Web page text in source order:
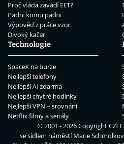
Proč vláda zavádí EET?
Padni komu padni
Výpověď z práce vzor
Divoký kačer
Technologie
SpaceX na burze
Nejlepší telefony
Nejlepší AI zdarma
Nejlepší chytré hodinky
Nejlepší VPN – srovnání
Netflix filmy a seriály
© 2001 - 2026 Copyright
se sídlem náměstí Marie